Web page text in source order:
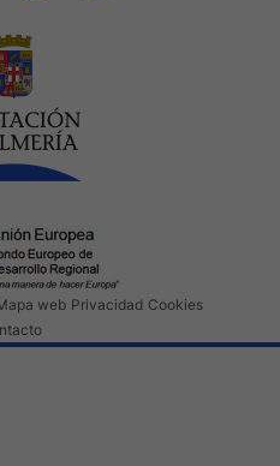
web Privacidad Cookies